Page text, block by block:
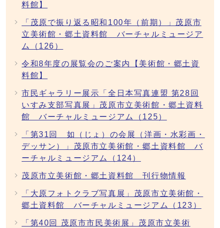
料館】
「茂原で振り返る昭和100年（前期）」茂原市
立美術館・郷土資料館 バーチャルミュージア
ム（126）
令和8年度の展覧会のご案内【美術館・郷土資
料館】
市民ギャラリー展示「全日本写真連盟 第28回
いすみ支部写真展」茂原市立美術館・郷土資料
館 バーチャルミュージアム（125）
「第31回 如（じょ）の会展（洋画・水彩画・
デッサン）」茂原市立美術館・郷土資料館 バ
ーチャルミュージアム（124）
茂原市立美術館・郷土資料館 刊行物情報
「大原フォトクラブ写真展」茂原市立美術館・
郷土資料館 バーチャルミュージアム（123）
「第40回 茂原市市民美術展」茂原市立美術